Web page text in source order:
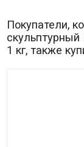
Покупатели,
1 кг, также